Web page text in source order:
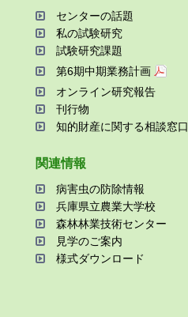
センターの話題
私の試験研究
試験研究課題
第6期中期業務計画
オンライン研究報告
刊⾏物
知的財産に関する相談窓⼝
関連情報
病害⾍の防除情報
兵庫県⽴農業⼤学校
森林林業技術センター
⾒学のご案内
様式ダウンロード